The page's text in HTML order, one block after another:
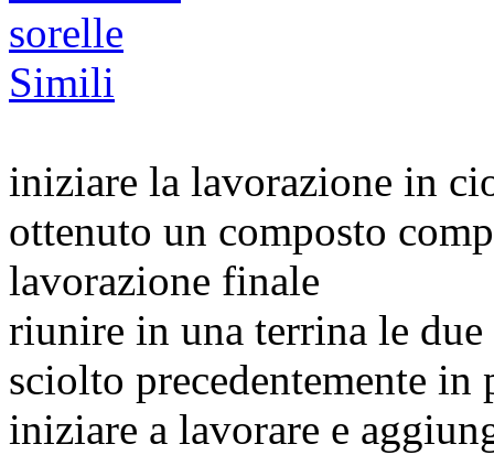
iniziare la lavorazione in
ottenuto un composto
lavorazione finale
riunire in una terrina le
sciolto precedentemente in
iniziare a lavorare e